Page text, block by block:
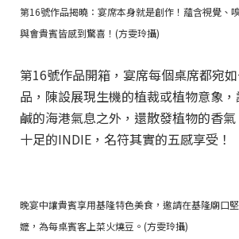
第16號作品揭曉：宴席本身就是創作！蘊含視覺、
與會貴賓皆感到驚喜！(方雯玲攝)
第16號作品開箱，宴席每個桌席都宛
品，陳設展現生機的植裁或植物意象
鹹的海港氣息之外，還散發植物的香
十足的INDIE，名符其實的五感享受！
晚宴中讓貴賓享用基隆特色美食，邀請在基隆廟口
嬤，為每桌賓客上菜火燒豆。(方雯玲攝)